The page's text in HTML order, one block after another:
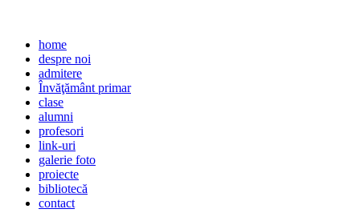
home
despre noi
admitere
Învăţământ primar
clase
alumni
profesori
link-uri
galerie foto
proiecte
bibliotecă
contact